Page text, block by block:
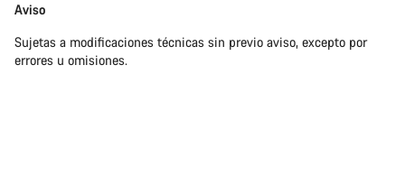
Aviso
Sujetas a modificaciones técnicas sin previo aviso, excepto por
errores u omisiones.